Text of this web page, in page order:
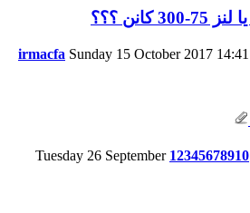
irmacfa Sunday 15 October 2017 14:41
12345678910
Tuesday 26 September